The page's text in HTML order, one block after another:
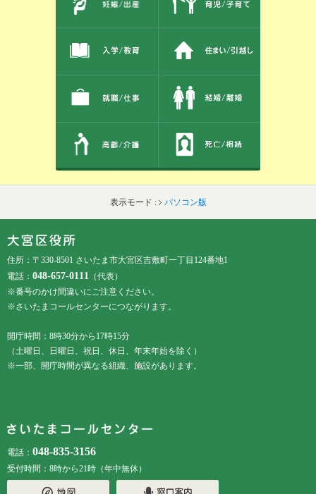
表示モード : パソコン版
住所：〒330-8501 さいたま市大宮区吉敷町一丁目124番地1
電話： 048-657-0111 （代表）
※番号のかけ間違いにご注意ください。
※さいたまコールセンターにつながります。
開庁時間：8時30分から17時15分
（土曜日、日曜日、祝日、休日、年末年始を除く）
※一部、開庁時間が異なる組織、施設があります。
電話： 048-835-3156
受付時間：8時から21時（年中無休）